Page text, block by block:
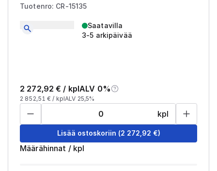
Tuotenro: CR-15135
Saatavilla
3-5 arkipäivää
2 272,92 € / kplALV 0%
2 852,51 € / kplALV 25,5%
kpl
Lisää ostoskoriin (2 272,92 €)
Määrähinnat / kpl